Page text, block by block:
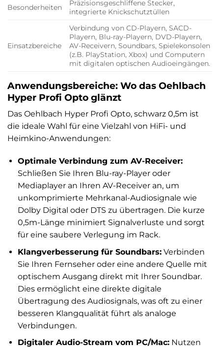
Besonderheiten
Präzisionsgeschliffene Stecker,
integrierte Knickschutztüllen
Einsatzbereiche
Verbindung von CD-Playern, SACD-
Playern, Blu-ray-Playern, DVD-Playern,
AV-Receivern, Soundbars, Spielekonsolen
(z.B. PlayStation, Xbox) und Computern
mit digitalen optischen Audioeingängen.
Anwendungsbereiche: Wo das Oehlbach
Hyper Profi Opto glänzt
Das Oehlbach Hyper Profi Opto, schwarz 0,5m ist
die ideale Wahl für eine Vielzahl von HiFi- und
Heimkino-Anwendungen:
Optimale Verbindung zum AV-Receiver:
Schließen Sie Ihren Blu-ray-Player oder
Mediaplayer an Ihren AV-Receiver an, um
unkomprimierte Mehrkanal-Audiosignale wie
Dolby Digital oder DTS zu übertragen. Die kurze
0,5m-Länge minimiert Signalverluste und sorgt
für eine saubere Verlegung im Rack.
Klangverbesserung für Soundbars:Verbinden
Sie Ihren Fernseher oder eine andere Quelle mit
optischem Ausgang direkt mit Ihrer Soundbar.
Dies ermöglicht eine direkte digitale
Übertragung des Audiosignals, was oft zu einer
besseren Klangqualität führt als analoge
Verbindungen.
Digitaler Audio-Stream vom PC/Mac:Nutzen